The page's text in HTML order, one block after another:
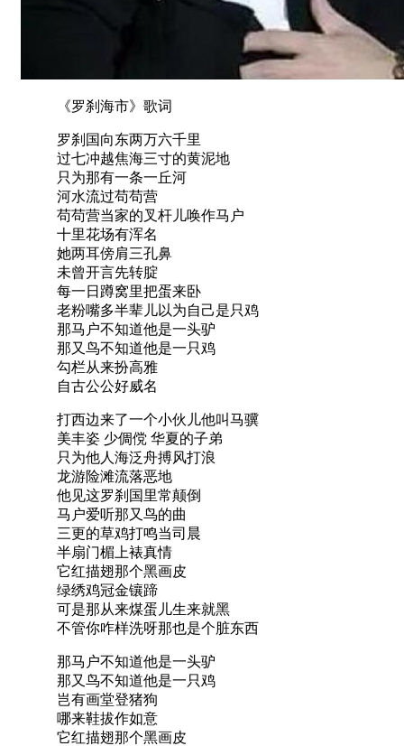
《罗刹海市》歌词
罗刹国向东两万六千里
过七冲越焦海三寸的黄泥地
只为那有一条一丘河
河水流过苟苟营
苟苟营当家的叉杆儿唤作马户
十里花场有浑名
她两耳傍肩三孔鼻
未曾开言先转腚
每一日蹲窝里把蛋来卧
老粉嘴多半辈儿以为自己是只鸡
那马户不知道他是一头驴
那又鸟不知道他是一只鸡
勾栏从来扮高雅
自古公公好威名
打西边来了一个小伙儿他叫马骥
美丰姿 少倜傥 华夏的子弟
只为他人海泛舟搏风打浪
龙游险滩流落恶地
他见这罗刹国里常颠倒
马户爱听那又鸟的曲
三更的草鸡打鸣当司晨
半扇门楣上裱真情
它红描翅那个黑画皮
绿绣鸡冠金镶蹄
可是那从来煤蛋儿生来就黑
不管你咋样洗呀那也是个脏东西
那马户不知道他是一头驴
那又鸟不知道他是一只鸡
岂有画堂登猪狗
哪来鞋拔作如意
它红描翅那个黑画皮